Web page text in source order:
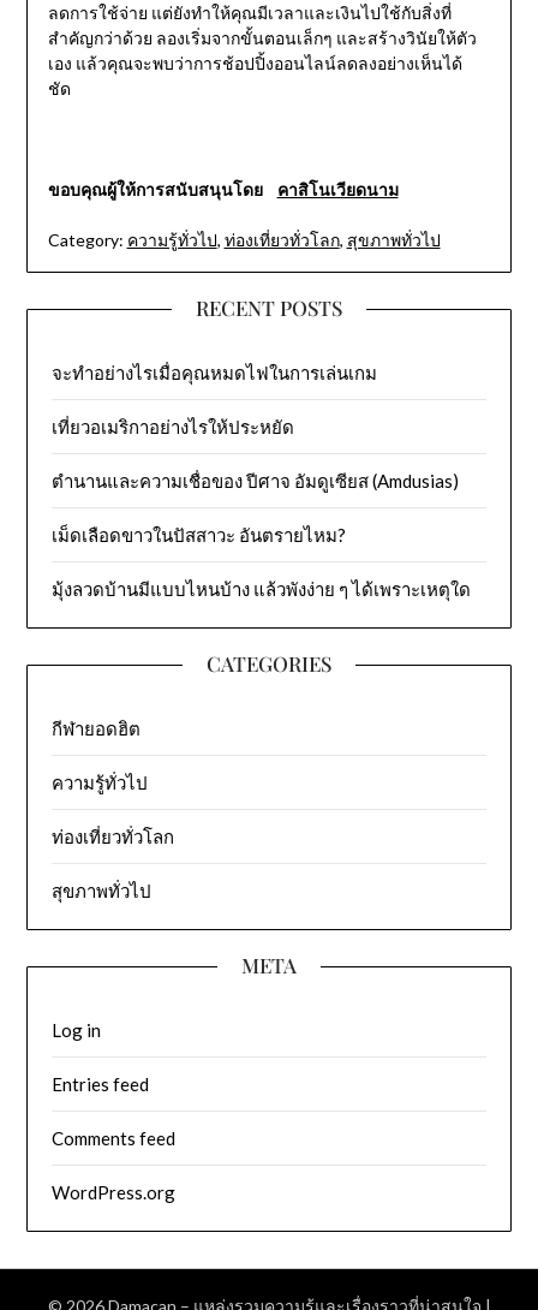
ลดการใช้จ่าย แต่ยังทำให้คุณมีเวลาและเงินไปใช้กับสิ่งที่
สำคัญกว่าด้วย ลองเริ่มจากขั้นตอนเล็กๆ และสร้างวินัยให้ตัว
เอง แล้วคุณจะพบว่าการช้อปปิ้งออนไลน์ลดลงอย่างเห็นได้
ชัด
ขอบคุณผู้ให้การสนับสนุนโดย คาสิโนเวียดนาม
Category: ความรู้ทั่วไป, ท่องเที่ยวทั่วโลก, สุขภาพทั่วไป
RECENT POSTS
จะทำอย่างไรเมื่อคุณหมดไฟในการเล่นเกม
เที่ยวอเมริกาอย่างไรให้ประหยัด
ตำนานและความเชื่อของ ปีศาจ อัมดูเซียส (Amdusias)
เม็ดเลือดขาวในปัสสาวะ อันตรายไหม?
มุ้งลวดบ้านมีแบบไหนบ้าง แล้วพังง่าย ๆ ได้เพราะเหตุใด
CATEGORIES
กีฬายอดฮิต
ความรู้ทั่วไป
ท่องเที่ยวทั่วโลก
สุขภาพทั่วไป
META
Log in
Entries feed
Comments feed
WordPress.org